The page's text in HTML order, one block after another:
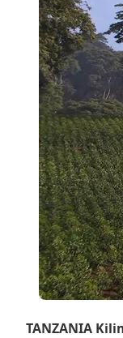
TANZANIA